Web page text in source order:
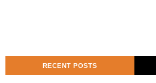
RECENT POSTS